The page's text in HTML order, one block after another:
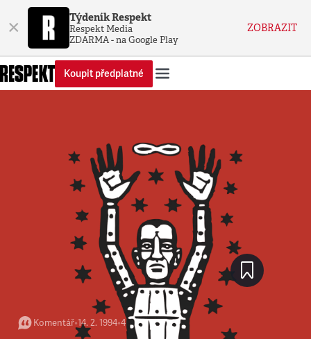
× Týdeník Respekt
Respekt Media
ZDARMA - na Google Play
ZOBRAZIT
Koupit předplatné
Komentář•14. 2. 1994•4 minuty